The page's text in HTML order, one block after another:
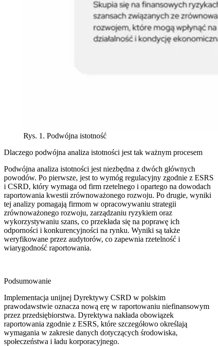
Rys. 1. Podwójna istotność
Dlaczego podwójna analiza istotności jest tak ważnym procesem
Podwójna analiza istotności jest niezbędna z dwóch głównych
powodów. Po pierwsze, jest to wymóg regulacyjny zgodnie z ESRS
i CSRD, który wymaga od firm rzetelnego i opartego na dowodach
raportowania kwestii zrównoważonego rozwoju. Po drugie, wyniki
tej analizy pomagają firmom w opracowywaniu strategii
zrównoważonego rozwoju, zarządzaniu ryzykiem oraz
wykorzystywaniu szans, co przekłada się na poprawę ich
odporności i konkurencyjności na rynku. Wyniki są także
weryfikowane przez audytorów, co zapewnia rzetelność i
wiarygodność raportowania.
Podsumowanie
Implementacja unijnej Dyrektywy CSRD w polskim
prawodawstwie oznacza nową erę w raportowaniu niefinansowym
przez przedsiębiorstwa. Dyrektywa nakłada obowiązek
raportowania zgodnie z ESRS, które szczegółowo określają
wymagania w zakresie danych dotyczących środowiska,
społeczeństwa i ładu korporacyjnego.